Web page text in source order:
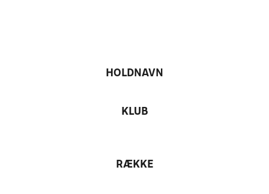
HOLDNAVN
KLUB
RÆKKE